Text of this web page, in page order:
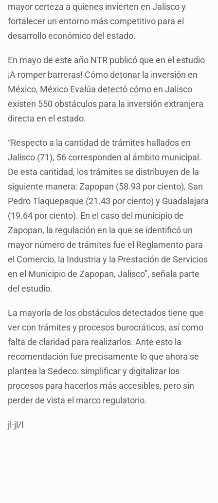
mayor certeza a quienes invierten en Jalisco y
fortalecer un entorno más competitivo para el
desarrollo económico del estado.
En mayo de este año NTR publicó que en el estudio
¡A romper barreras! Cómo detonar la inversión en
México, México Evalúa detectó cómo en Jalisco
existen 550 obstáculos para la inversión extranjera
directa en el estado.
“Respecto a la cantidad de trámites hallados en
Jalisco (71), 56 corresponden al ámbito municipal.
De esta cantidad, los trámites se distribuyen de la
siguiente manera: Zapopan (58.93 por ciento), San
Pedro Tlaquepaque (21.43 por ciento) y Guadalajara
(19.64 por ciento). En el caso del municipio de
Zapopan, la regulación en la que se identificó un
mayor número de trámites fue el Reglamento para
el Comercio, la Industria y la Prestación de Servicios
en el Municipio de Zapopan, Jalisco”, señala parte
del estudio.
La mayoría de los obstáculos detectados tiene que
ver con trámites y procesos burocráticos, así como
falta de claridad para realizarlos. Ante esto la
recomendación fue precisamente lo que ahora se
plantea la Sedeco: simplificar y digitalizar los
procesos para hacerlos más accesibles, pero sin
perder de vista el marco regulatorio.
jl-jl/I